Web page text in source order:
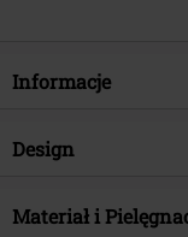
Informacje
Numer artykułu
TYLKO w EMP
Design
Rodzaj artykułu
Materiał i